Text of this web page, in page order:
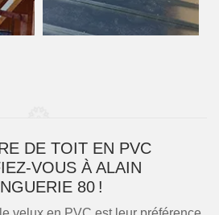
DE TOIT EN PVC
VOUS À ALAIN
80 !